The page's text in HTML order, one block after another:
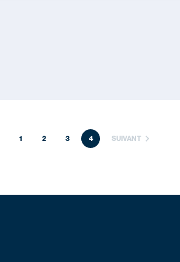
1 2 3 4 SUIVANT